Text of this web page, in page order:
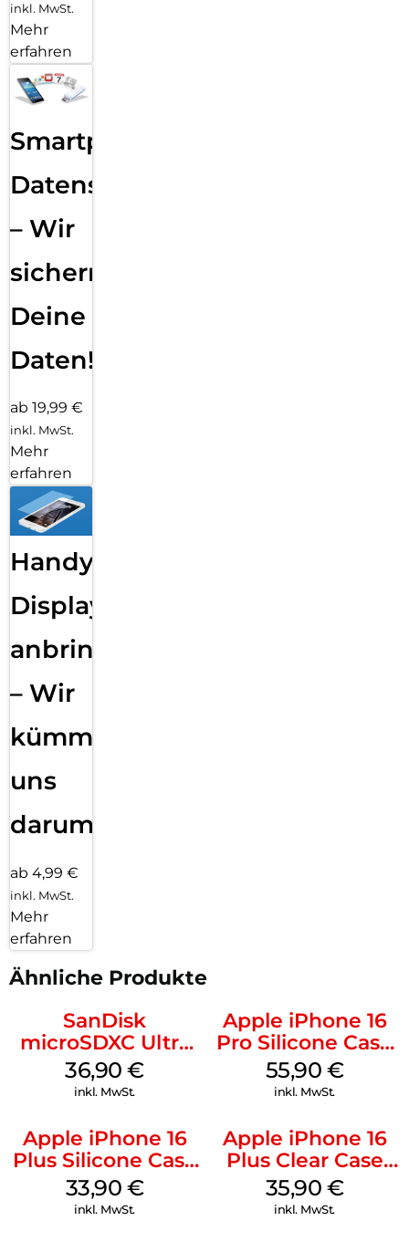
inkl. MwSt.
Mehr
erfahren
Smartphone
Datensicherung
– Wir
sichern
Deine
Daten!
ab 19,99 €
inkl. MwSt.
Mehr
erfahren
Handy
Displayfolie
anbringen
– Wir
kümmern
uns
darum!
ab 4,99 €
inkl. MwSt.
Mehr
erfahren
Ähnliche Produkte
SanDisk
microSDXC Ultra
128 GB + Adapter
Mobile
36,90€
inkl. MwSt.
Apple iPhone 16
Pro Silicone Case
MagSafe Stone
Gray
55,90 €
inkl. MwSt.
Apple iPhone 16
Plus Silicone Case
MagSafe Lake
Green
33,90 €
inkl. MwSt.
Apple iPhone 16
Plus Clear Case
MagSafe
Transparent
35,90 €
inkl. MwSt.